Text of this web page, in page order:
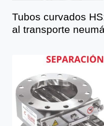
Tubos curvados
al transporte